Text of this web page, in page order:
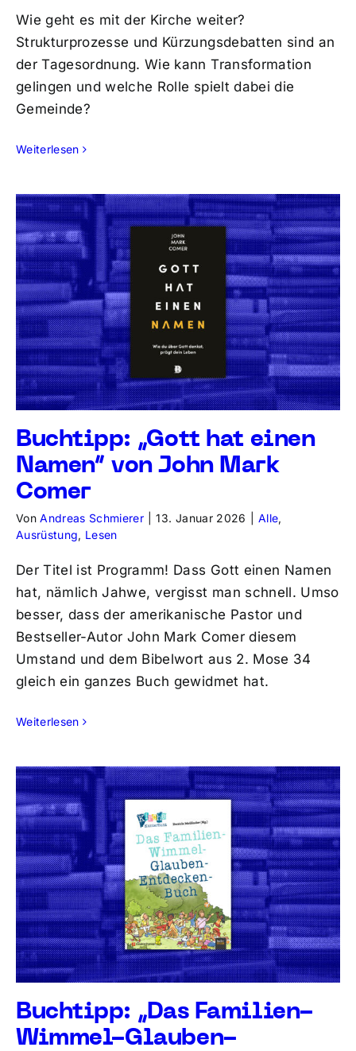
Wie geht es mit der Kirche weiter?
Strukturprozesse und Kürzungsdebatten sind an
der Tagesordnung. Wie kann Transformation
gelingen und welche Rolle spielt dabei die
Gemeinde?
Weiterlesen
Buchtipp: „Gott hat einen
Namen“ von John Mark
Comer
VonAndreas Schmierer 13. Januar 2026 Alle,
Ausrüstung, Lesen
Der Titel ist Programm! Dass Gott einen Namen
hat, nämlich Jahwe, vergisst man schnell. Umso
besser, dass der amerikanische Pastor und
Bestseller-Autor John Mark Comer diesem
Umstand und dem Bibelwort aus 2. Mose 34
gleich ein ganzes Buch gewidmet hat.
Weiterlesen
Buchtipp: „Das Familien-
Wimmel-Glauben-